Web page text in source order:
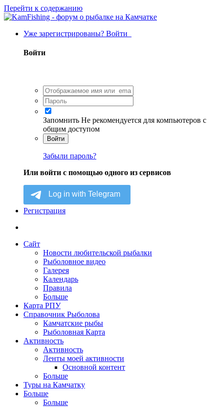
Перейти к содержанию
Уже зарегистрированы? Войти
Войти
Запомнить Не рекомендуется для компьютеров с
общим доступом
Войти
Забыли пароль?
Или войти с помощью одного из сервисов
Регистрация
Сайт
Новости любительской рыбалки
Рыболовное видео
Галерея
Календарь
Правила
Больше
Карта РПУ
Справочник Рыболова
Камчатские рыбы
Рыболовная Карта
Активность
Активность
Ленты моей активности
Основной контент
Больше
Туры на Камчатку
Больше
Больше